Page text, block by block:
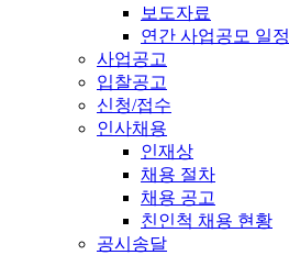
보도자료
연간 사업공모 일정
사업공고
입찰공고
신청/접수
인사채용
인재상
채용 절차
채용 공고
친인척 채용 현황
공시송달